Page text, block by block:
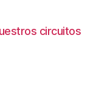
circuitos